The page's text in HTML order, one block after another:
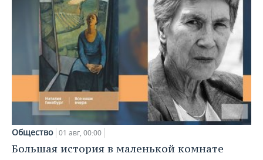
Общество 01 авг, 00:00
Большая история в маленькой комнате